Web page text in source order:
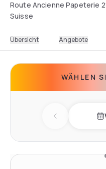
Route Ancienne Papeterie
Suisse
Übersicht Angebote
WÄHLEN
Previous day